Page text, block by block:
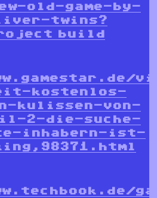
old-game-by-
twins?
kostenlos-
kulissen-von-
2-die-suche-
inhabern-ist-